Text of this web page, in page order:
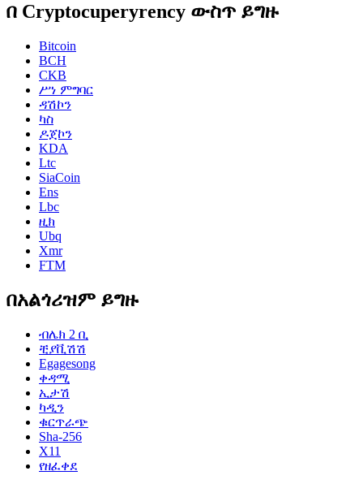
በ Cryptocuperyrency ውስጥ ይግዙ
Bitcoin
BCH
CKB
ሥነ ምግባር
ዳሽኮን
ካስ
ዶጀኮን
KDA
Ltc
SiaCoin
Ens
Lbc
ዚክ
Ubq
Xmr
FTM
በአልጎሪዝም ይግዙ
ብሌክ 2 ቢ
ቺያቪሽሽ
Egagesong
ቀዳሚ
ኢታሽ
ካዲን
ቁርጥራጭ
Sha-256
X11
የዘፈቀደ